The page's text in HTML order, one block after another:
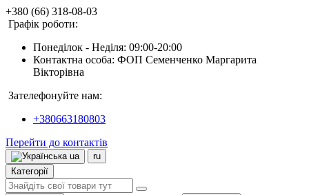
+380 (66) 318-08-03
Графік роботи:
Понеділок - Неділя: 09:00-20:00
Контактна особа: ФОП Семенченко Маргарита
Вікторівна
Зателефонуйте нам:
+380663180803
Перейти до контактів
ua
ru
Категорії